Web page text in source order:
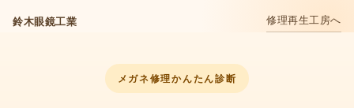
鈴木眼鏡工業 修理再生工房へ
メガネ修理かんたん診断